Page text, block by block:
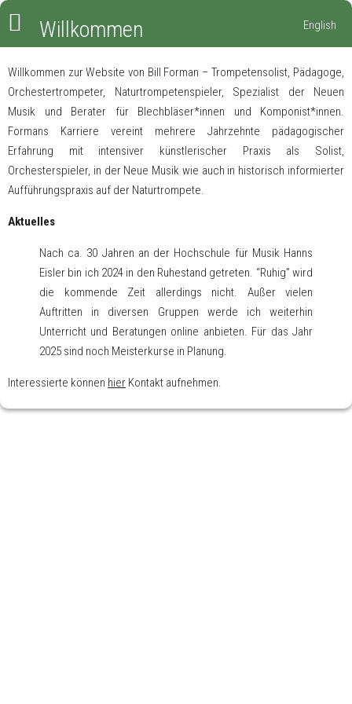
English
Willkommen
Willkommen zur Website von Bill Forman – Trompetensolist, Pädagoge,
Orchestertrompeter, Naturtrompetenspieler, Spezialist der Neuen
Musik und Berater für Blechbläser*innen und Komponist*innen.
Formans Karriere vereint mehrere Jahrzehnte pädagogischer
Erfahrung mit intensiver künstlerischer Praxis als Solist,
Orchesterspieler, in der Neue Musik wie auch in historisch informierter
Aufführungspraxis auf der Naturtrompete.
Aktuelles
Nach ca. 30 Jahren an der Hochschule für Musik Hanns
Eisler bin ich 2024 in den Ruhestand getreten. “Ruhig” wird
die kommende Zeit allerdings nicht. Außer vielen
Auftritten in diversen Gruppen werde ich weiterhin
Unterricht und Beratungen online anbieten. Für das Jahr
2025 sind noch Meisterkurse in Planung.
Interessierte können hier Kontakt aufnehmen.